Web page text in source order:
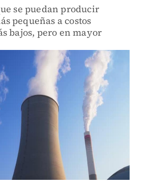
se puedan producir
pequeñas a costos
bajos, pero en mayor